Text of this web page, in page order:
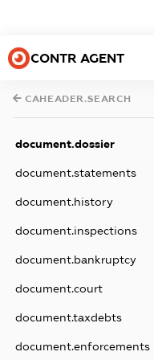
CONTR AGENT
CAHEADER.SEARCH
document.dossier
document.statements
document.history
document.inspections
document.bankruptcy
document.court
document.taxdebts
document.enforcements